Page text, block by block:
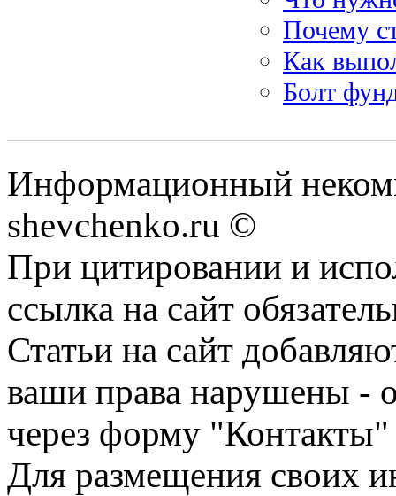
Почему
Как
Болт
Информационный
shevchenko.ru ©
При цитировании и
ссылка на сайт
Статьи на сайт
ваши права нарушены -
через форму "Контакты"
Для размещения своих